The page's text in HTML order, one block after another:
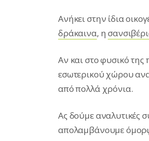
Ανήκει στην ίδια
δράκαινα, η
Αν και στο φυσικό
εσωτερικού χώρου
από πολλά χρόνια.
Ας δούμε αναλυτικές
απολαμβάνουμε